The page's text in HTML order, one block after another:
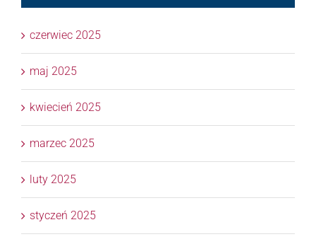
czerwiec 2025
maj 2025
kwiecień 2025
marzec 2025
luty 2025
styczeń 2025